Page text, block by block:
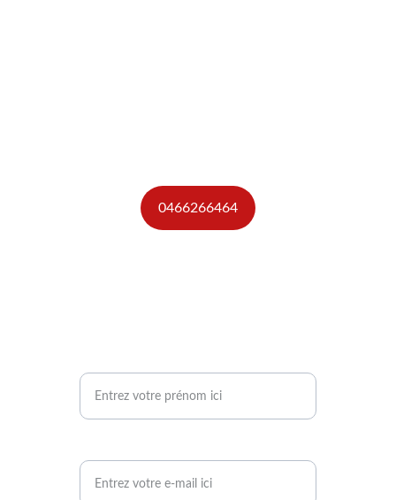
0466266464